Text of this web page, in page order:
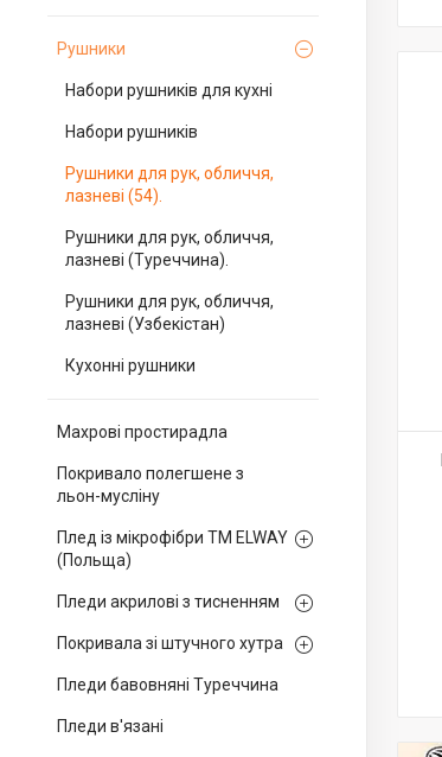
Рушники
Набори рушників для кухні
Набори рушників
Рушники для рук, обличчя,
лазневі (54).
Рушники для рук, обличчя,
лазневі (Туреччина).
Рушники для рук, обличчя,
лазневі (Узбекістан)
Кухонні рушники
Махрові простирадла
Покривало полегшене з
льон-мусліну
Плед із мікрофібри ТМ ELWAY
(Польща)
Пледи акрилові з тисненням
Покривала зі штучного хутра
Пледи бавовняні Туреччина
Пледи в'язані